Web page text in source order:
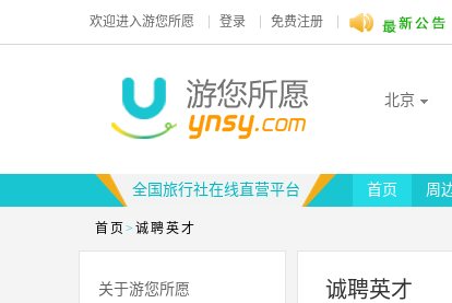
欢迎进入游您所愿 登录 免费注册
北京
全国旅行社在线直营平台 首页 周
首页 > 诚聘英才
关于游您所愿 诚聘英才